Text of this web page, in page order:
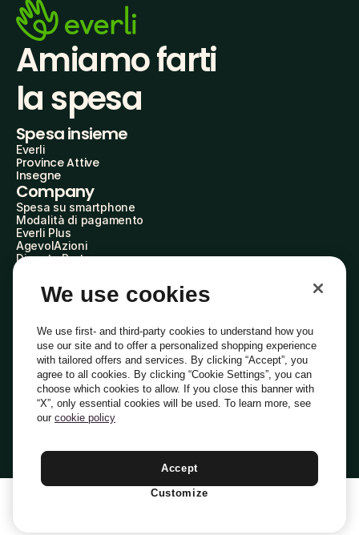
Amiamo farti
la spesa
Spesa insieme
Everli
Province Attive
Insegne
Company
Spesa su smartphone
Modalità di pagamento
Everli Plus
AgevolAzioni
Diventa Partner
Everli Shoppers
About Us
Everli News
Domande frequenti
Lavora con noi
Diventa Shopper
Investitori
PrivacyCookiePreferenze Cookie
Termini e CondizioniCodice Etico
Indirizzo PEC: everli@pec.it - indirizzo DPO: dpo@everli.com
Italiano
We use cookies
We use first- and third-party cookies to understand how you
use our site and to offer a personalized shopping experience
with tailored offers and services. By clicking “Accept”, you
agree to all cookies. By clicking “Cookie Settings”, you can
choose which cookies to allow. If you close this banner with
“X”, only essential cookies will be used. To learn more, see
our cookie policy
Accept
Customize